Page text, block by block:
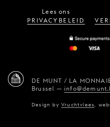
Lees ons
PRIVACYBELEID
DE MUNT / LA
Brussel —
Design byVruchtvlees